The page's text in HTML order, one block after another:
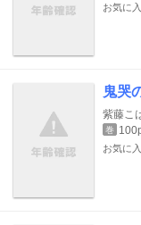
お気に
鬼哭
紫藤こ
巻
お気に